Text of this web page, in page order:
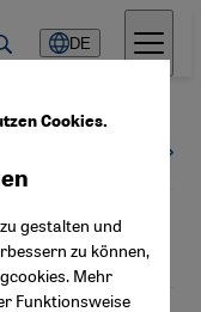
DE
Cheslow
Cookies.
gestalten und
zu können,
Mehr
Funktionsweise